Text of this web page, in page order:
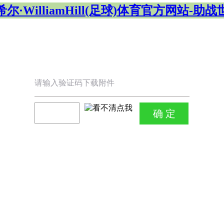
尔·WilliamHill(足球)体育官方网站-助战
请输入验证码下载附件